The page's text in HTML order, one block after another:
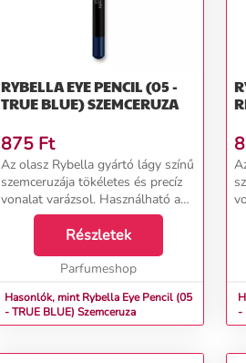
RYBELLA EYE PENCIL (05 -
TRUE BLUE) SZEMCERUZA
875 Ft
Az olasz Rybella gyártó lágy színű
szemceruzája tökéletes és precíz
vonalat varázsol. Használható a
szemen belül és a szem körül,
mindig garantálja az intenzív
hatást és hipnotikus megjele...
Részletek
Parfumeshop
Hasonlók, mint Rybella Eye Pencil (05
- TRUE BLUE) Szemceruza